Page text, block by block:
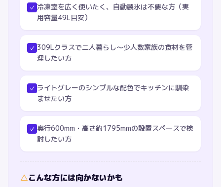
✓ 冷凍室を広く使いたく、自動製氷は不要な方（実
用容量49L目安）
✓ 309Lクラスで二人暮らし〜少人数家族の食材を管
理したい方
✓ ライトグレーのシンプルな配色でキッチンに馴染
ませたい方
✓ 奥行600mm・高さ約1795mmの設置スペースで検
討したい方
△こんな方には向かないかも